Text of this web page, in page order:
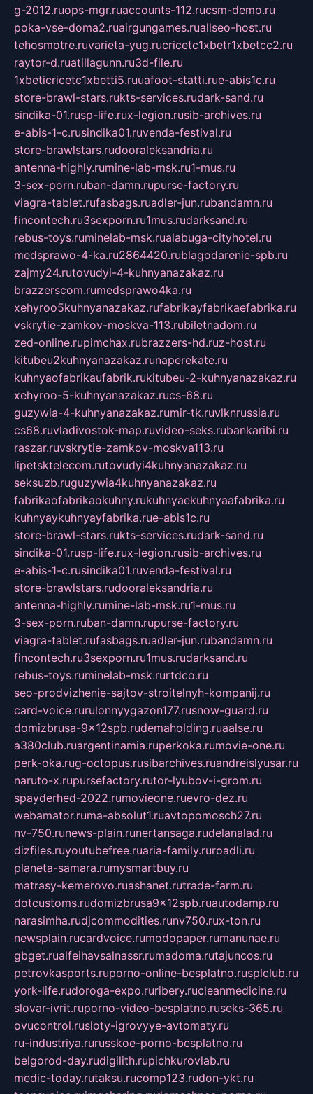
g-2012.ruops-mgr.ruaccounts-112.rucsm-demo.ru
poka-vse-doma2.ruairgungames.ruallseo-host.ru
tehosmotre.ruvarieta-yug.rucricetc1xbetr1xbetcc2.ru
raytor-d.ruatillagunn.ru3d-file.ru
1xbeticricetc1xbetti5.ruuafoot-statti.rue-abis1c.ru
store-brawl-stars.rukts-services.rudark-sand.ru
sindika-01.rusp-life.rux-legion.rusib-archives.ru
e-abis-1-c.rusindika01.ruvenda-festival.ru
store-brawlstars.rudooraleksandria.ru
antenna-highly.rumine-lab-msk.ru1-mus.ru
3-sex-porn.ruban-damn.rupurse-factory.ru
viagra-tablet.rufasbags.ruadler-jun.rubandamn.ru
fincontech.ru3sexporn.ru1mus.rudarksand.ru
rebus-toys.ruminelab-msk.rualabuga-cityhotel.ru
medsprawo-4-ka.ru2864420.rublagodarenie-spb.ru
zajmy24.rutovudyi-4-kuhnyanazakaz.ru
brazzerscom.rumedsprawo4ka.ru
xehyroo5kuhnyanazakaz.rufabrikayfabrikaefabrika.ru
vskrytie-zamkov-moskva-113.rubiletnadom.ru
zed-online.rupimchax.rubrazzers-hd.ruz-host.ru
kitubeu2kuhnyanazakaz.runaperekate.ru
kuhnyaofabrikaufabrik.rukitubeu-2-kuhnyanazakaz.ru
xehyroo-5-kuhnyanazakaz.rucs-68.ru
guzywia-4-kuhnyanazakaz.rumir-tk.ruvlknrussia.ru
cs68.ruvladivostok-map.ruvideo-seks.rubankaribi.ru
raszar.ruvskrytie-zamkov-moskva113.ru
lipetsktelecom.rutovudyi4kuhnyanazakaz.ru
seksuzb.ruguzywia4kuhnyanazakaz.ru
fabrikaofabrikaokuhny.rukuhnyaekuhnyaafabrika.ru
kuhnyaykuhnyayfabrika.rue-abis1c.ru
store-brawl-stars.rukts-services.rudark-sand.ru
sindika-01.rusp-life.rux-legion.rusib-archives.ru
e-abis-1-c.rusindika01.ruvenda-festival.ru
store-brawlstars.rudooraleksandria.ru
antenna-highly.rumine-lab-msk.ru1-mus.ru
3-sex-porn.ruban-damn.rupurse-factory.ru
viagra-tablet.rufasbags.ruadler-jun.rubandamn.ru
fincontech.ru3sexporn.ru1mus.rudarksand.ru
rebus-toys.ruminelab-msk.rurtdco.ru
seo-prodvizhenie-sajtov-stroitelnyh-kompanij.ru
card-voice.rurulonnyygazon177.rusnow-guard.ru
domizbrusa-9x12spb.rudemaholding.ruaalse.ru
a380club.ruargentinamia.ruperkoka.rumovie-one.ru
perk-oka.rug-octopus.rusibarchives.ruandreislyusar.ru
naruto-x.rupursefactory.rutor-lyubov-i-grom.ru
spayderhed-2022.rumovieone.ruevro-dez.ru
webamator.ruma-absolut1.ruavtopomosch27.ru
nv-750.runews-plain.runertansaga.rudelanalad.ru
dizfiles.ruyoutubefree.ruaria-family.ruroadli.ru
planeta-samara.rumysmartbuy.ru
matrasy-kemerovo.ruashanet.rutrade-farm.ru
dotcustoms.rudomizbrusa9x12spb.ruautodamp.ru
narasimha.rudjcommodities.runv750.rux-ton.ru
newsplain.rucardvoice.rumodopaper.rumanunae.ru
gbget.rualfeihavsalnassr.rumadoma.rutajuncos.ru
petrovkasports.ruporno-online-besplatno.rusplclub.ru
york-life.rudoroga-expo.ruribery.rucleanmedicine.ru
slovar-ivrit.ruporno-video-besplatno.ruseks-365.ru
ovucontrol.rusloty-igrovyye-avtomaty.ru
ru-industriya.rurusskoe-porno-besplatno.ru
belgorod-day.rudigilith.rupichkurovlab.ru
medic-today.rutaksu.rucomp123.rudon-ykt.ru